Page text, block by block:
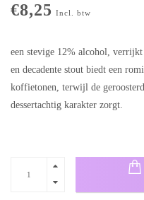
€8,25 Incl. btw
een stevige 12% alcohol,
en decadente stout biedt een
koffietonen, terwijl de
dessertachtig karakter zorgt.